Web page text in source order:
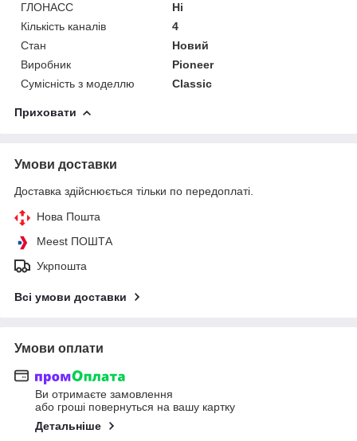
ГЛОНАСС
Ні
Кількість каналів
4
Стан
Новий
Виробник
Pioneer
Сумісність з моделлю
Classic
Приховати
Умови доставки
Доставка здійснюється тільки по передоплаті.
Нова Пошта
Meest ПОШТА
Укрпошта
Всі умови доставки
Умови оплати
Ви отримаєте замовлення
або гроші повернуться на вашу картку
Детальніше